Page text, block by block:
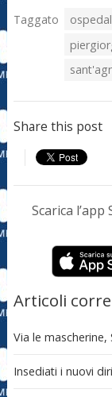
Taggato
Share this post
Scarica
Articoli
Via le mascherine,
Insediati i nuovi